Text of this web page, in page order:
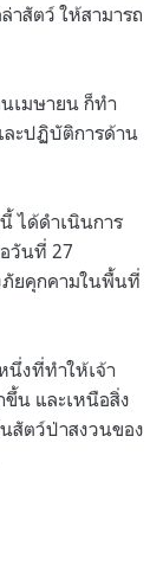
าสัตว์ ให้สามารถ
เมษายน ก็ทำ
ละปฏิบัติการด้าน
ได้ดำเนินการ
วันที่ 27
ภัยคุกคามในพื้นที่
นึ่งที่ทำให้เจ้า
น และเหนือสิ่ง
สัตว์ป่าสงวนของ